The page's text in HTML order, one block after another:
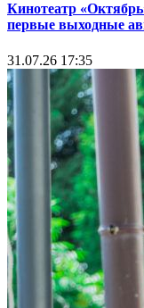
Кинотеатр
первые выходные
31.07.26 17:35